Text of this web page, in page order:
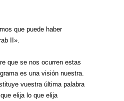
que puede haber
II».
que se nos ocurren estas
es una visión nuestra.
vuestra última palabra
elija lo que elija